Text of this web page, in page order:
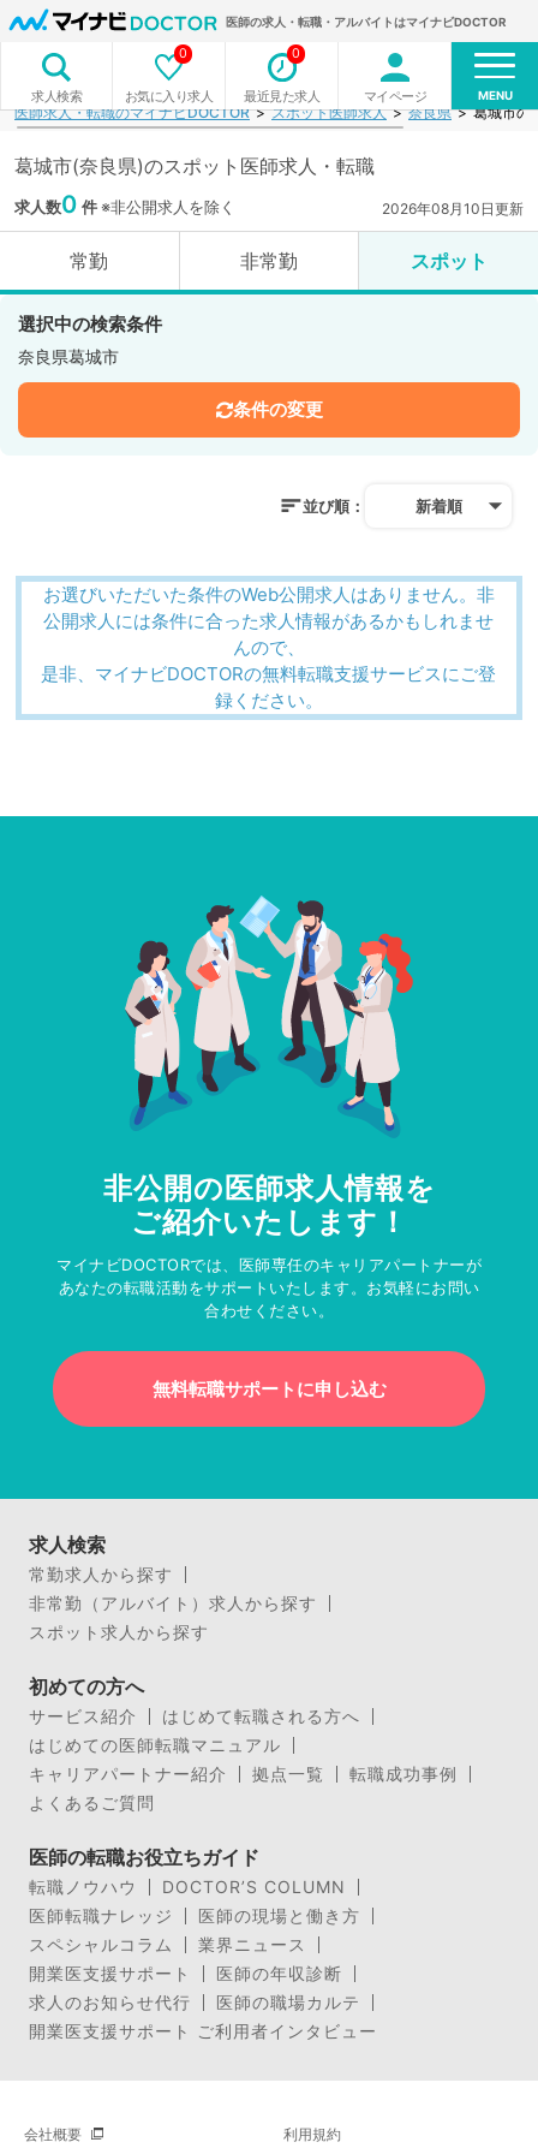
医師の求人・転職・アルバイトはマイナビDOCTOR
求人検索 お気に入り求人
0
最近見た求人
0
マイページ MENU
医師求人・転職のマイナビDOCTOR スポット医師求人 奈良県 葛城市の
葛城市(奈良県)のスポット医師求人・転職
求人数0 件※非公開求人を除く 2026年08月10日更新
常勤 非常勤 スポット
選択中の検索条件
奈良県葛城市
条件の変更
並び順： 新着順
お選びいただいた条件のWeb公開求人はありません。非
公開求人には条件に合った求人情報があるかもしれませ
んので、
是非、マイナビDOCTORの無料転職支援サービスにご登
録ください。
非公開の医師求人情報を
ご紹介いたします！
マイナビDOCTORでは、医師専任のキャリアパートナーが
あなたの転職活動をサポートいたします。お気軽にお問い
合わせください。
無料転職サポートに申し込む
求人検索
常勤求人から探す
非常勤（アルバイト）求人から探す
スポット求人から探す
初めての方へ
サービス紹介
はじめて転職される方へ
はじめての医師転職マニュアル
キャリアパートナー紹介
拠点一覧
転職成功事例
よくあるご質問
医師の転職お役立ちガイド
転職ノウハウ
DOCTOR’S COLUMN
医師転職ナレッジ
医師の現場と働き方
スペシャルコラム
業界ニュース
開業医支援サポート
医師の年収診断
求人のお知らせ代行
医師の職場カルテ
開業医支援サポート ご利用者インタビュー
会社概要 利用規約